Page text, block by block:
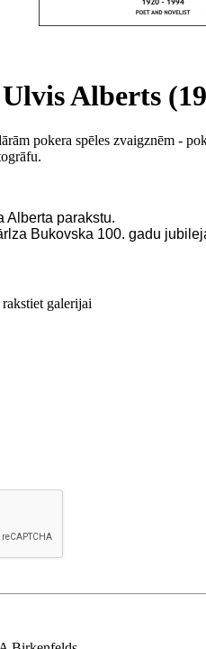
Alberts
pokera spēles zvaigznēm -
Alberta parakstu.
Bukovska 100. gadu
galerijai